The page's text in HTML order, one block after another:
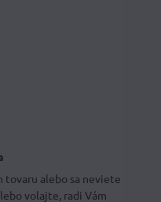
alebo sa neviete
volajte, radi Vám